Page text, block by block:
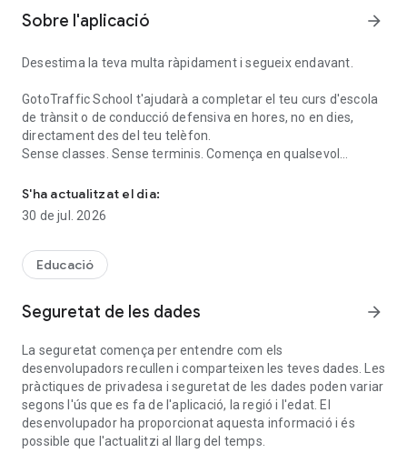
Sobre l'aplicació arrow_forward
Desestima la teva multa ràpidament i segueix endavant.
GotoTraffic School t'ajudarà a completar el teu curs d'escola
de trànsit o de conducció defensiva en hores, no en dies,
directament des del teu telèfon.
Sense classes. Sense terminis. Comença en qualsevol
Acaba ràpid. Mantén el control.
• Comença, atura i repren en qualsevol moment
• Funciona al telèfon, la tauleta o l'ordinador
• Lliçons curtes i clares
• Qüestionaris ràpids després de cada capítol
• Dissenyat perquè ho entenguis i acabis
Sense confusions. Sense pèrdua de temps.
Aprovat i fet: nosaltres ens encarreguem de la resta
S'ha actualitzat el dia:
30 de jul. 2026
Educació
Seguretat de les dades arrow_forward
La seguretat comença per entendre com els
desenvolupadors recullen i comparteixen les teves dades. Les
pràctiques de privadesa i seguretat de les dades poden variar
segons l'ús que es fa de l'aplicació, la regió i l'edat. El
desenvolupador ha proporcionat aquesta informació i és
possible que l'actualitzi al llarg del temps.